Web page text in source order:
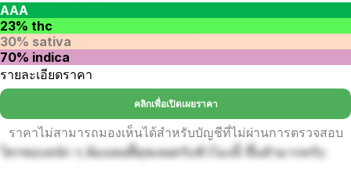
AAA
23% thc
30% sativa
70% indica
รายละเอียดราคา
คลิกเพื่อเปิดเผยราคา
ราคาไม่สามารถมองเห็นได้สำหรับบัญชีที่ไม่ผ่านการตรวจสอบ
ใครชอบหนัก ๆ ต้องเดอตี้คุชเลยครับชั่วโมงนี้ ขึ้นหัวมากครับ